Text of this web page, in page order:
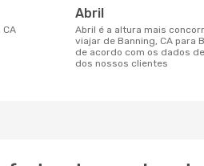
CA
abril
abril é a altura mais concorrida para
viajar de Banning, CA para
de acordo com os dados
dos nossos clientes